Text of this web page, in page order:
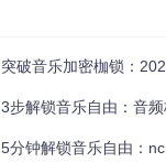
突破音乐加密枷锁：
3步解锁音乐自由：音
5分钟解锁音乐自由：